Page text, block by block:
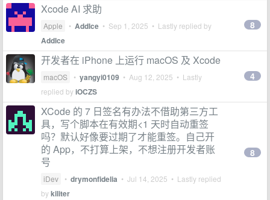
Xcode AI 求助
Apple • AddIce • Sep 1, 2025 • Lastly replied by
AddIce
8
开发者在 iPhone 上运行 macOS 及 Xcode
macOS • yangyi0109 • Aug 12, 2025 • Lastly
replied byiOCZS
4
XCode 的 7 日签名有办法不借助第三方工
具，写个脚本在有效期<1 天时自动重签
吗？默认好像要过期了才能重签。自己开
的 App，不打算上架，不想注册开发者账
号
iDev • drymonfidelia • Jul 14, 2025 • Lastly replied
bykiliter
8